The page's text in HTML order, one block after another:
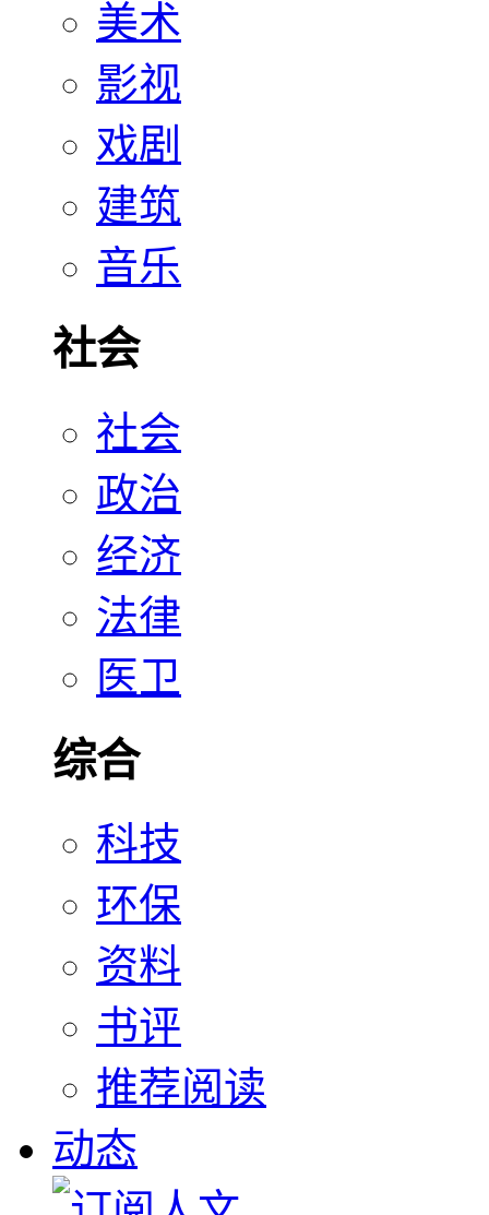
美术
影视
戏剧
建筑
音乐
社会
社会
政治
经济
法律
医卫
综合
科技
环保
资料
书评
推荐阅读
动态